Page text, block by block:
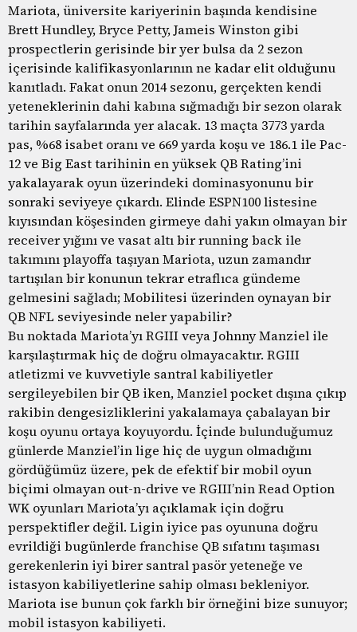
Mariota, üniversite kariyerinin başında kendisine
Brett Hundley, Bryce Petty, Jameis Winston gibi
prospectlerin gerisinde bir yer bulsa da 2 sezon
içerisinde kalifikasyonlarının ne kadar elit olduğunu
kanıtladı. Fakat onun 2014 sezonu, gerçekten kendi
yeteneklerinin dahi kabına sığmadığı bir sezon olarak
tarihin sayfalarında yer alacak. 13 maçta 3773 yarda
pas, %68 isabet oranı ve 669 yarda koşu ve 186.1 ile Pac-
12 ve Big East tarihinin en yüksek QB Rating’ini
yakalayarak oyun üzerindeki dominasyonunu bir
sonraki seviyeye çıkardı. Elinde ESPN100 listesine
kıyısından köşesinden girmeye dahi yakın olmayan bir
receiver yığını ve vasat altı bir running back ile
takımını playoffa taşıyan Mariota, uzun zamandır
tartışılan bir konunun tekrar etraflıca gündeme
gelmesini sağladı; Mobilitesi üzerinden oynayan bir
QB NFL seviyesinde neler yapabilir?
Bu noktada Mariota’yı RGIII veya Johnny Manziel ile
karşılaştırmak hiç de doğru olmayacaktır. RGIII
atletizmi ve kuvvetiyle santral kabiliyetler
sergileyebilen bir QB iken, Manziel pocket dışına çıkıp
rakibin dengesizliklerini yakalamaya çabalayan bir
koşu oyunu ortaya koyuyordu. İçinde bulunduğumuz
günlerde Manziel’in lige hiç de uygun olmadığını
gördüğümüz üzere, pek de efektif bir mobil oyun
biçimi olmayan out-n-drive ve RGIII’nin Read Option
WK oyunları Mariota’yı açıklamak için doğru
perspektifler değil. Ligin iyice pas oyununa doğru
evrildiği bugünlerde franchise QB sıfatını taşıması
gerekenlerin iyi birer santral pasör yeteneğe ve
istasyon kabiliyetlerine sahip olması bekleniyor.
Mariota ise bunun çok farklı bir örneğini bize sunuyor;
mobil istasyon kabiliyeti.